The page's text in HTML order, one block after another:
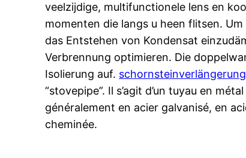
veelzijdige, multifunctionele lens en
momenten die langs u heen flitsen.
das Entstehen von Kondensat
Verbrennung optimieren. Die
Isolierung auf. schornsteinverlängerung
“stovepipe”. Il s’agit d’un tuyau en
généralement en acier galvanisé, en
cheminée.